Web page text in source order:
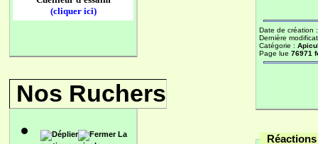
(cliquer ici)
Nos Ruchers
La
Date de création
Dernière
Catégorie :
Page lue 76971